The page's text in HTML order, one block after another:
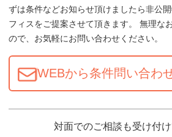
ずは条件などお知らせ頂けましたら非公
フィスをご提案させて頂きます。 無理な
ので、お気軽にお問い合わせください。
WEBから条件問い合わ
対面でのご相談も受け付